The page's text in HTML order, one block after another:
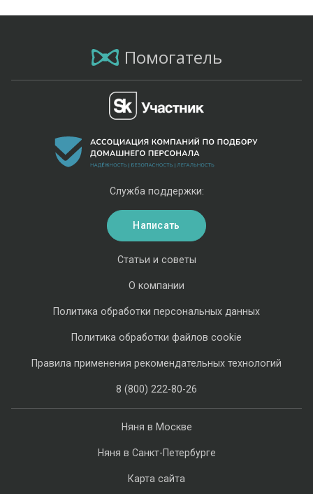
Помогатель
Няня в Москве
Няня в Санкт-Петербурге
Карта сайта
Статьи и советы
О компании
Политика обработки персональных данных
Политика обработки файлов cookie
Правила применения рекомендательных технологий
8 (800) 222-80-26
Служба поддержки:
Написать